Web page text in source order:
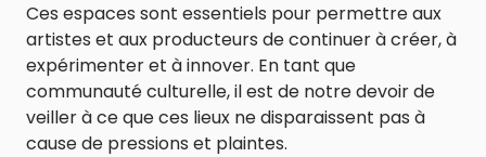
Ces espaces sont essentiels pour permettre aux
artistes et aux producteurs de continuer à créer, à
expérimenter et à innover. En tant que
communauté culturelle, il est de notre devoir de
veiller à ce que ces lieux ne disparaissent pas à
cause de pressions et plaintes.